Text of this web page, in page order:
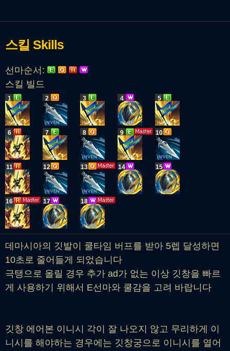
스킬 Skills
선마순서:
스킬 빌드
1 2 3 4 5
6 7 8 9 10
11 12 13 14 15
16 17 18
데마시아의 깃발이 쿨타임 버프를 받아 5렙 달성하면
10초로 줄어들게 되었습니다
극탱으로 올릴 경우 추가 ad가 없는 이상 깃창을 빠르
게 사용하기 위해서 E선마와 쿨감을 고려 바랍니다
깃창 에어본 이니시 각이 잘 나오지 않고 무리하게 이
니시를 해야하는 경우에는 깃창궁으로 이니시를 열어